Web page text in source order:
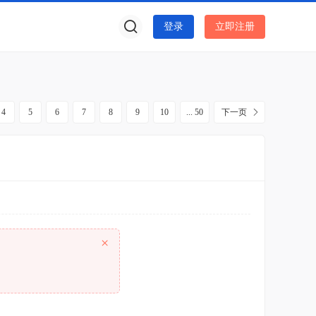
登录 立即注册
4 5 6 7 8 9 10 ... 50 下一页
×